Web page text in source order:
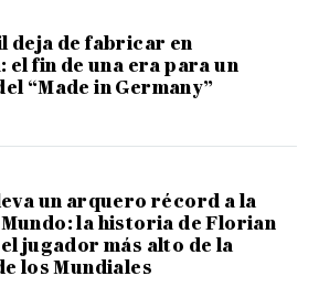
deja de fabricar en
el fin de una era para un
“Made in Germany”
un arquero récord a la
Mundo: la historia de Florian
jugador más alto de la
los Mundiales